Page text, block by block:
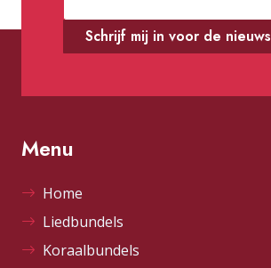
Schrijf mij in voor de
Menu
Home
Liedbundels
Koraalbundels